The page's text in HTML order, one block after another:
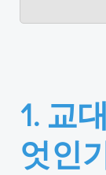
1. 교
엇인